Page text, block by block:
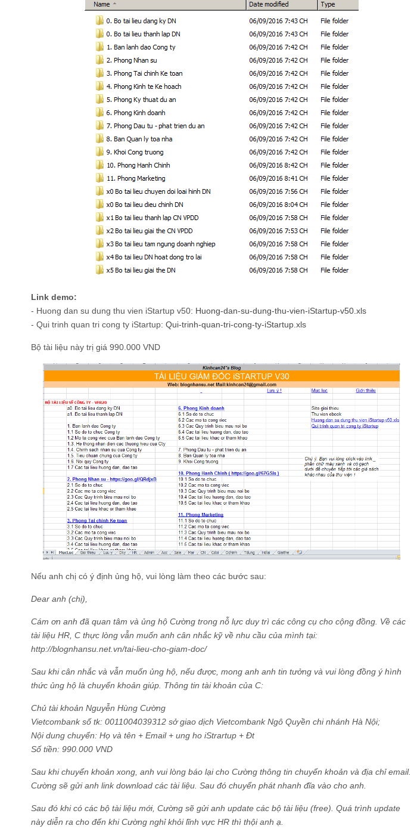
Link demo:
- Huong dan su dung thu vien iStartup v50: Huong-dan-su-dung-thu-vien-iStartup-v50.xls
- Qui trinh quan tri cong ty iStartup: Qui-trinh-quan-tri-cong-ty-iStartup.xls
Bộ tài liệu này trị giá 990.000 VND
Nếu anh chị có ý định ủng hộ, vui lòng làm theo các bước sau:
Dear anh (chị),
Cám ơn anh đã quan tâm và ủng hộ Cường trong nỗ lực duy trì các công cụ cho cộng đồng. Về các
tài liệu HR, C thực lòng vẫn muốn anh cân nhắc kỹ về nhu cầu của mình tại:
http://blognhansu.net.vn/tai-lieu-cho-giam-doc/
Sau khi cân nhắc và vẫn muốn ủng hộ, nếu được, mong anh anh tin tưởng và vui lòng đồng ý hình
thức ủng hộ là chuyển khoản giúp. Thông tin tài khoản của C:
Chủ tài khoản Nguyễn Hùng Cường
Vietcombank số tk: 0011004039312 sở giao dịch Vietcombank Ngô Quyền chi nhánh Hà Nội;
Nội dung chuyển: Họ và tên + Email + ung ho iStrartup + Đt
Số tiền: 990.000 VND
Sau khi chuyển khoản xong, anh vui lòng báo lại cho Cường thông tin chuyển khoản và địa chỉ email.
Cường sẽ gửi anh link download các tài liệu. Sau đó chuyển phát nhanh đĩa vào cho anh.
Sau đó khi có các bộ tài liệu mới, Cường sẽ gửi anh update các bộ tài liệu (free). Quá trình update
này diễn ra cho đến khi Cường nghỉ khỏi lĩnh vực HR thì thội anh ạ.